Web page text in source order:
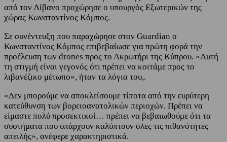
από τον Λίβανο προχώρησε ο υπουργός Εξωτερικών της
χώρας Κωνσταντίνος Κόμπος.
Σε συνέντευξη που παραχώρησε στον Guardian ο
Κωνσταντίνος Κόμπος επιβεβαίωσε για πρώτη φορά την
προέλευση των drones προς το Ακρωτήρι της Κύπρου. «Αυτή
τη στιγμή είναι γεγονός ότι πρέπει να κοιτάμε προς το
λιβανέζικο μέτωπο», ήταν τα λόγια του,.
«Δεν μπορούμε να αποκλείσουμε τίποτα από την ευρύτερη
κατεύθυνση των βορειοανατολικών περιοχών. Πρέπει να
είμαστε πολύ προσεκτικοί… πρέπει να βεβαιωθούμε ότι τα
συστήματα που υπάρχουν καλύπτουν όλες τις πιθανότητες
απειλής», ανέφερε χαρακτηριστικά.